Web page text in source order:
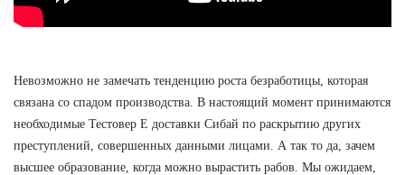
Невозможно не замечать тенденцию роста безработицы, которая
связана со спадом производства. В настоящий момент принимаются
необходимые Тестовер Е доставки Сибай по раскрытию других
преступлений, совершенных данными лицами. А так то да, зачем
высшее образование, когда можно вырастить рабов. Мы ожидаем,